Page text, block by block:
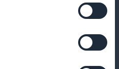
uusia